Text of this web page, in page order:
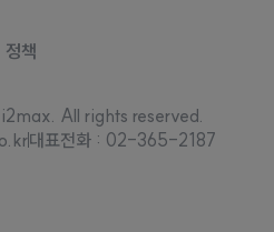
정책
All rights reserved.
대표전화 : 02-365-2187